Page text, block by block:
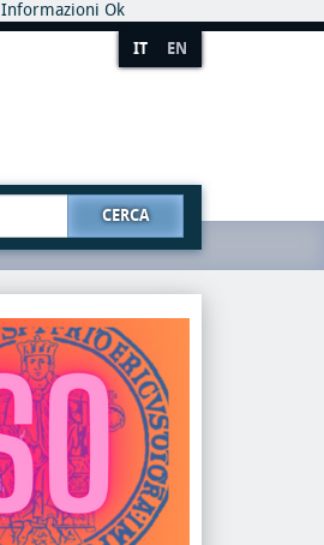
Informazioni Ok
IT EN
CERCA